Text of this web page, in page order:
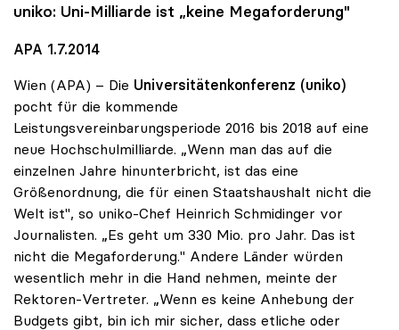
uniko: Uni-Milliarde ist „keine Megaforderung"
APA 1.7.2014
Wien (APA) – Die Universitätenkonferenz (uniko)
pocht für die kommende
Leistungsvereinbarungsperiode 2016 bis 2018 auf eine
neue Hochschulmilliarde. „Wenn man das auf die
einzelnen Jahre hinunterbricht, ist das eine
Größenordnung, die für einen Staatshaushalt nicht die
Welt ist", so uniko-Chef Heinrich Schmidinger vor
Journalisten. „Es geht um 330 Mio. pro Jahr. Das ist
nicht die Megaforderung." Andere Länder würden
wesentlich mehr in die Hand nehmen, meinte der
Rektoren-Vertreter. „Wenn es keine Anhebung der
Budgets gibt, bin ich mir sicher, dass etliche oder